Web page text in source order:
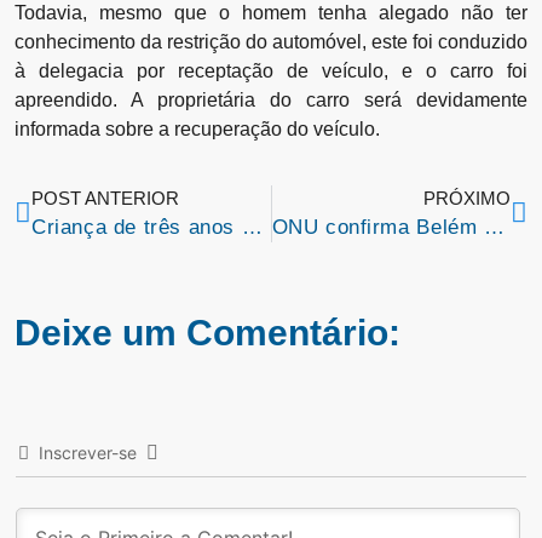
Todavia, mesmo que o homem tenha alegado não ter
conhecimento da restrição do automóvel, este foi conduzido
à delegacia por receptação de veículo, e o carro foi
apreendido. A proprietária do carro será devidamente
informada sobre a recuperação do veículo.
POST ANTERIOR
Criança de três anos morre após explosão em Codó – MA
PRÓXIMO
ONU confirma Belém como sede da COP-30 em 2025
Deixe um Comentário:
Inscrever-se